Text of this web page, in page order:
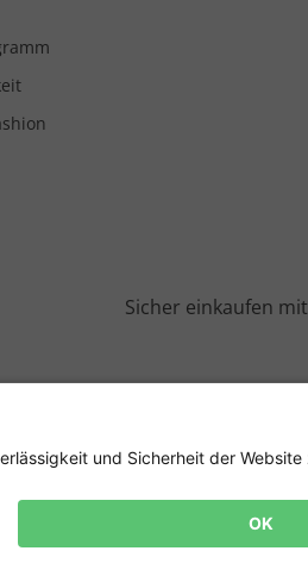
Sicher einkaufen mit